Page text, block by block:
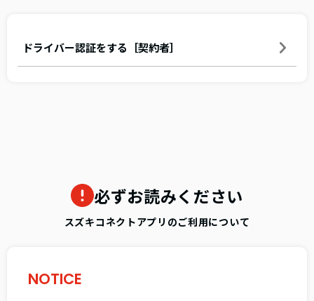
ドライバー認証をする［契約者］
必ずお読みください
スズキコネクトアプリのご利用について
NOTICE